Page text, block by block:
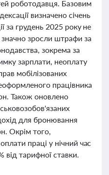
роботодавця. Базовим
визначено січень
за грудень 2025 року не
зросли штрафи за
зокрема за
зарплати, неоплату
мобілізованих
працівника
Також оновлено
для бронювання
Окрім того,
праці у нічний час
від тарифної ставки.